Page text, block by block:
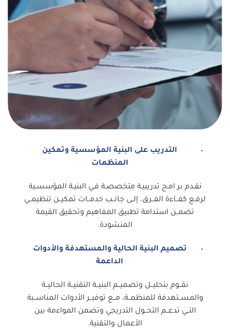
التدريب على البنية المؤسسية وتمكين
المنظمات
نقـدم بر امـج تدريبيـة متخصصـة فـي البنيـة المؤسسـية
لرفـع كفــاءة الفــرق، إلــى جانــب خدمــات تمكيــن تنظيمــي
تضمــن استدامة تطبيق المفاهيم وتحقيق القيمة
المنشودة.
تصميم البنية الحالية والمستهدفة والأدوات
الداعمة
نقــوم بتحليــل وتصميــم البنيــة التقنيــة الحاليــة
والمســتهدفة للمنظمــة، مــع توفيــر الأدوات المناســبة
التــي تدعــم التحــول التدريجي وتضمن المواءمة بين
الأعمال والتقنية.